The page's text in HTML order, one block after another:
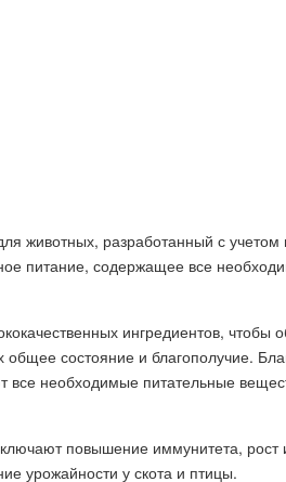
животных, разработанный с учетом
питание, содержащее все
ингредиентов, чтобы
состояние и благополучие.
необходимые питательные
повышение иммунитета, рост
урожайности у скота и птицы.